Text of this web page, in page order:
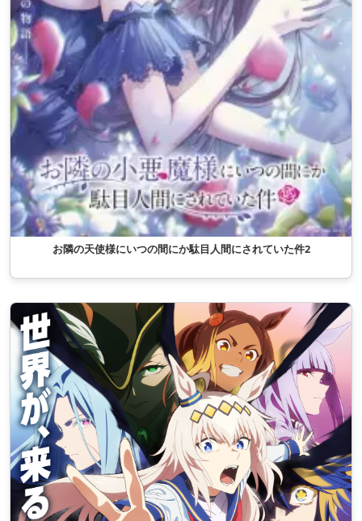
お隣の天使様にいつの間にか駄目人間にされていた件2